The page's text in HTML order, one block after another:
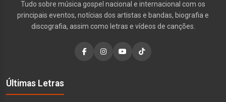
Tudo sobre música gospel nacional e internacional com os
principais eventos, notícias dos artistas e bandas, biografia e
discografia, assim como letras e vídeos de canções.
Últimas Letras